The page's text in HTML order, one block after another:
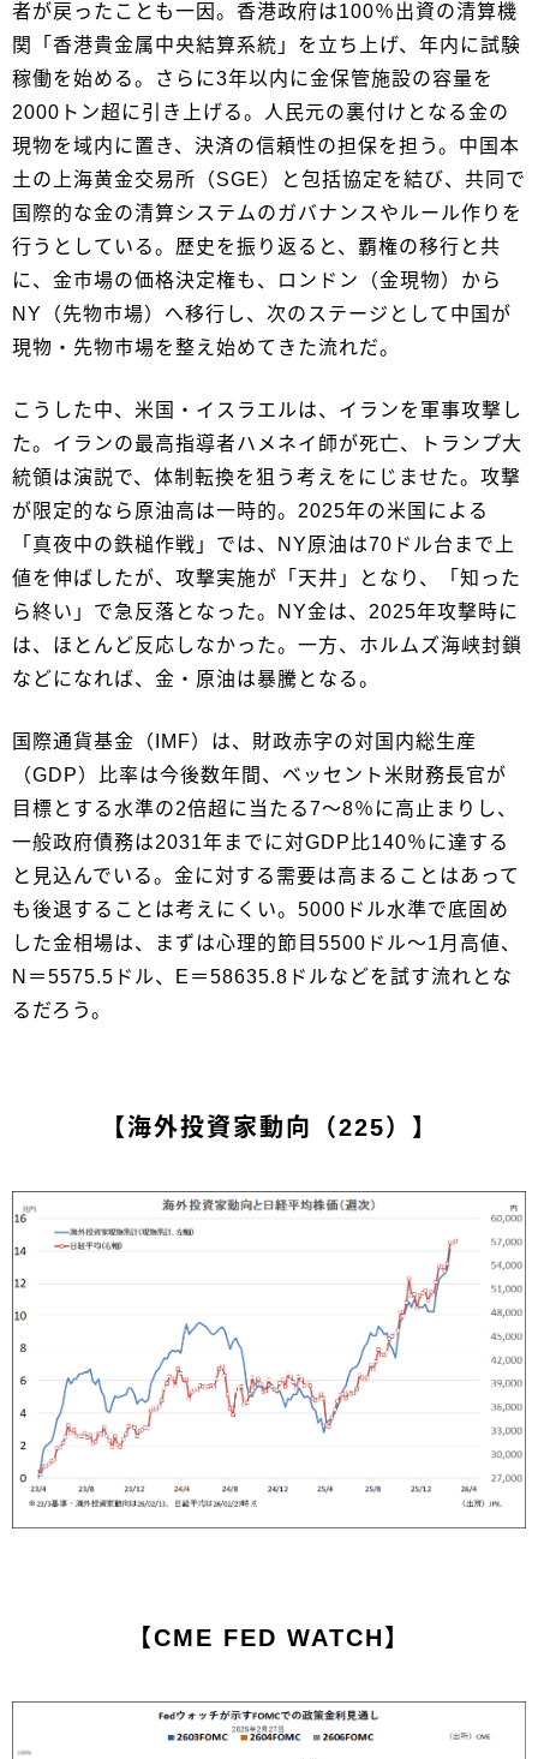
者が戻ったことも一因。香港政府は100％出資の清算機
関「香港貴金属中央結算系統」を立ち上げ、年内に試験
稼働を始める。さらに3年以内に金保管施設の容量を
2000トン超に引き上げる。人民元の裏付けとなる金の
現物を域内に置き、決済の信頼性の担保を担う。中国本
土の上海黄金交易所（SGE）と包括協定を結び、共同で
国際的な金の清算システムのガバナンスやルール作りを
行うとしている。歴史を振り返ると、覇権の移行と共
に、金市場の価格決定権も、ロンドン（金現物）から
NY（先物市場）へ移行し、次のステージとして中国が
現物・先物市場を整え始めてきた流れだ。
こうした中、米国・イスラエルは、イランを軍事攻撃し
た。イランの最高指導者ハメネイ師が死亡、トランプ大
統領は演説で、体制転換を狙う考えをにじませた。攻撃
が限定的なら原油高は一時的。2025年の米国による
「真夜中の鉄槌作戦」では、NY原油は70ドル台まで上
値を伸ばしたが、攻撃実施が「天井」となり、「知った
ら終い」で急反落となった。NY金は、2025年攻撃時に
は、ほとんど反応しなかった。一方、ホルムズ海峡封鎖
などになれば、金・原油は暴騰となる。
国際通貨基金（IMF）は、財政赤字の対国内総生産
（GDP）比率は今後数年間、ベッセント米財務長官が
目標とする水準の2倍超に当たる7～8％に高止まりし、
一般政府債務は2031年までに対GDP比140％に達する
と見込んでいる。金に対する需要は高まることはあって
も後退することは考えにくい。5000ドル水準で底固め
した金相場は、まずは心理的節目5500ドル～1月高値、
N＝5575.5ドル、E＝58635.8ドルなどを試す流れとな
るだろう。
【海外投資家動向（225）】
【CME FED WATCH】